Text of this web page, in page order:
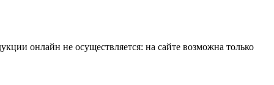
онлайн не осуществляется: на сайте возможна только